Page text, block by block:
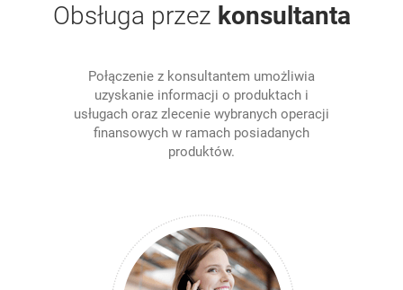
Obsługa przez konsultanta
Połączenie z konsultantem umożliwia
uzyskanie informacji o produktach i
usługach oraz zlecenie wybranych operacji
finansowych w ramach posiadanych
produktów.